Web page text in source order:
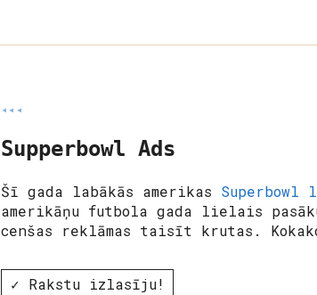
◂◂◂
Supperbowl Ads
Šī gada labākās amerikas Superbowl
amerikāņu futbola gada lielais
cenšas reklāmas taisīt krutas.
✓ Rakstu izlasīju!